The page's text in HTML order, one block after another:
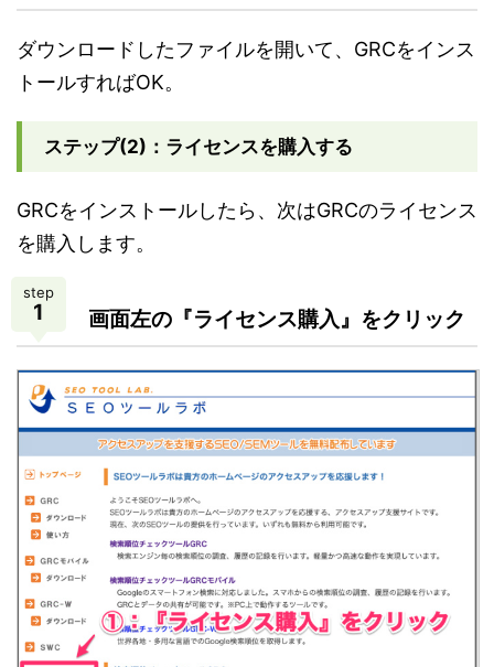
ダウンロードしたファイルを開いて、GRCをインス
トールすればOK。
ステップ(2)：ライセンスを購入する
GRCをインストールしたら、次はGRCのライセンス
を購入します。
step
1 画面左の『ライセンス購入』をクリック